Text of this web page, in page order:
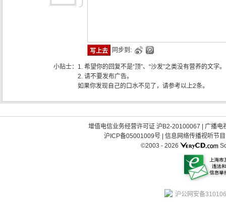
同步到:
小贴士： 1. 希望你的回复不是“顶”、“沙发”之类没有营养的文字。
2. 请不要发布广告。
如果你发现自己的口水不见了，请参考以上2条。
增值电信业务经营许可证 沪B2-20100067 | 广播电
沪ICP备05001009号| 信息网络传播视听节
©2003 - 2026
沪公网安备